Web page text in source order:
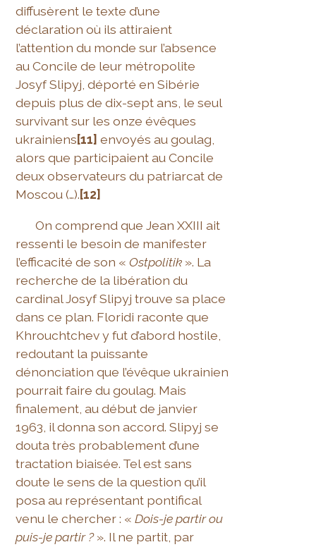
diffusèrent le texte d’une
déclaration où ils attiraient
l’attention du monde sur l’absence
au Concile de leur métropolite
Josyf Slipyj, déporté en Sibérie
depuis plus de dix-sept ans, le seul
survivant sur les onze évêques
ukrainiens[11] envoyés au goulag,
alors que participaient au Concile
deux observateurs du patriarcat de
Moscou (…).[12]
On comprend que Jean XXIII ait
ressenti le besoin de manifester
l’efficacité de son «Ostpolitik ». La
recherche de la libération du
cardinal Josyf Slipyj trouve sa place
dans ce plan. Floridi raconte que
Khrouchtchev y fut d’abord hostile,
redoutant la puissante
dénonciation que l’évêque ukrainien
pourrait faire du goulag. Mais
finalement, au début de janvier
1963, il donna son accord. Slipyj se
douta très probablement d’une
tractation biaisée. Tel est sans
doute le sens de la question qu’il
posa au représentant pontifical
venu le chercher : «Dois-je partir ou
puis-je partir ?». Il ne partit, par